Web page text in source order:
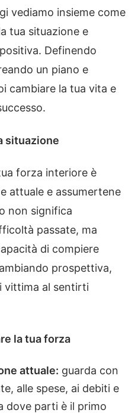
vediamo insieme come
tua situazione e
Definendo
un piano e
cambiare la tua vita e
situazione
forza interiore è
attuale e assumertene
non significa
passate, ma
di compiere
prospettiva,
vittima al sentirti
la tua forza
attuale: guarda con
alle spese, ai debiti e
dove parti è il primo